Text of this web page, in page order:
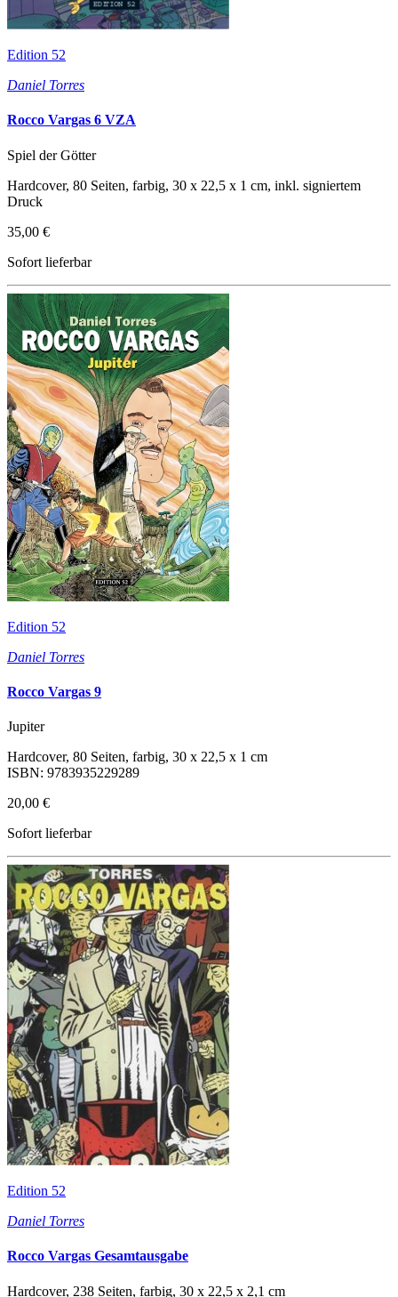
Edition 52
Daniel Torres
Rocco Vargas 6 VZA
Spiel der Götter
Hardcover, 80 Seiten, farbig, 30 x 22,5 x 1 cm, inkl. signiertem
Druck
35,00 €
Sofort lieferbar
Edition 52
Daniel Torres
Rocco Vargas 9
Jupiter
Hardcover, 80 Seiten, farbig, 30 x 22,5 x 1 cm
ISBN: 9783935229289
20,00 €
Sofort lieferbar
Edition 52
Daniel Torres
Rocco Vargas Gesamtausgabe
Hardcover, 238 Seiten, farbig, 30 x 22,5 x 2,1 cm